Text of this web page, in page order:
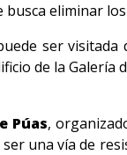
eliminar
ser visitada
de la Galería
Púas,
una vía de